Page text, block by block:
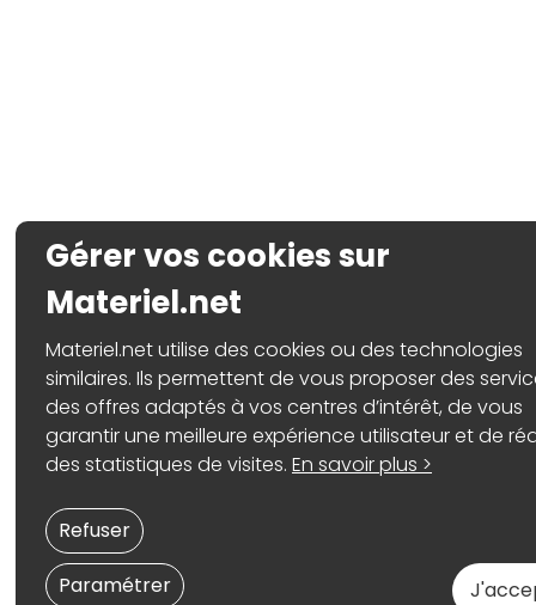
Gérer vos cookies sur
Materiel.net
Materiel.net utilise des cookies ou des technologies
similaires. Ils permettent de vous proposer des
des offres adaptés à vos centres d’intérêt, de vous
garantir une meilleure expérience utilisateur et de
des statistiques de visites.En savoir plus >
Paramétrer
Refuser